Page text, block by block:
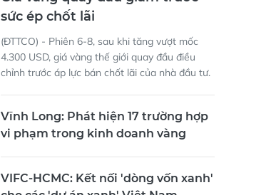
Giá vàng quay đầu giảm trước
sức ép chốt lãi
(ĐTTCO) - Phiên 6-8, sau khi tăng vượt mốc
4.300 USD, giá vàng thế giới quay đầu điều
chỉnh trước áp lực bán chốt lãi của nhà đầu tư.
Vĩnh Long: Phát hiện 17 trường hợp
vi phạm trong kinh doanh vàng
VIFC-HCMC: Kết nối 'dòng vốn xanh'